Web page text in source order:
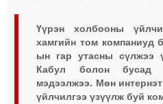
Үүрэн холбооны
хамгийн том компаниуд
ын гар утасны сүлжээ
Кабул болон бусад
мэдээлжээ. Мөн
үйлчилгээ үзүүлж буй